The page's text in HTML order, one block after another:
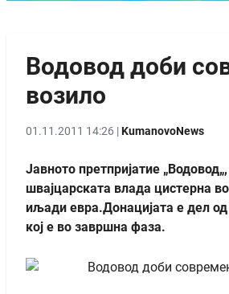
Водовод доби
возило
01.11.2011 14:26 |KumanovoNews
Јавното претпријатие
швајцарската влада цистерна
иљади евра.Донацијата е дел
кој е во завршна фаза.